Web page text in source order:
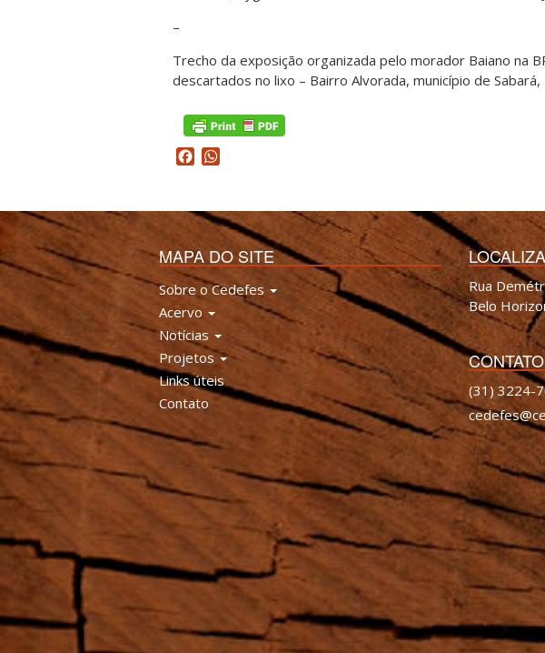
–
Trecho da exposição organizada pelo morador Baiano na
descartados no lixo – Bairro Alvorada, município de Sabará,
Facebook
MAPA DO SITE
Sobre o Cedefes
Acervo
Notícias
Projetos
Links úteis
Contato
Rua
Belo
(31) 3224-